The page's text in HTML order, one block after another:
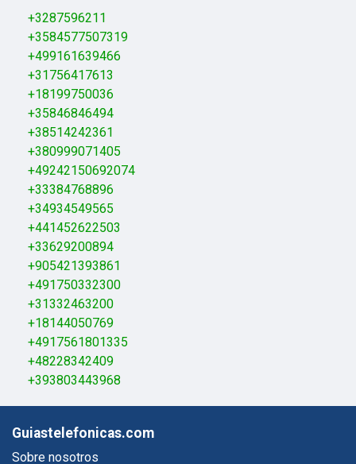
+3287596211
+3584577507319
+499161639466
+31756417613
+18199750036
+35846846494
+38514242361
+380999071405
+49242150692074
+33384768896
+34934549565
+441452622503
+33629200894
+905421393861
+491750332300
+31332463200
+18144050769
+4917561801335
+48228342409
+393803443968
Guiastelefonicas.com
Sobre nosotros